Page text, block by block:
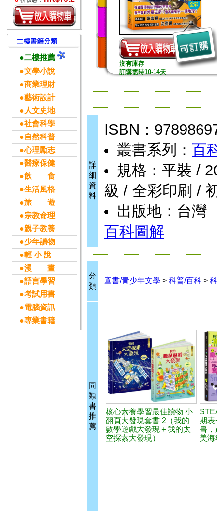
●二樓推薦
●文學小說
●商業理財
●藝術設計
●人文史地
●社會科學
●自然科普
●心理勵志
●醫療保健
●飲 食
●生活風格
●旅 遊
●宗教命理
●親子教養
●少年讀物
●輕 小 說
●漫 畫
●語言學習
●考試用書
●電腦資訊
●專業書籍
沒有庫存
訂購需時10-14天
詳
細
資
料
ISBN：
叢書系列： 百
規格：平裝 /
級 / 全彩印刷 /
出版地：台灣
百科圖解
分
類
童書/青少年文學 > 科普/百科 >
同
類
書
推
薦
核心素養學習最佳讀物 小
翻頁大發現套書 2（我的
數學遊戲大發現＋我的太
空探索大發現）
期表
書，
美海